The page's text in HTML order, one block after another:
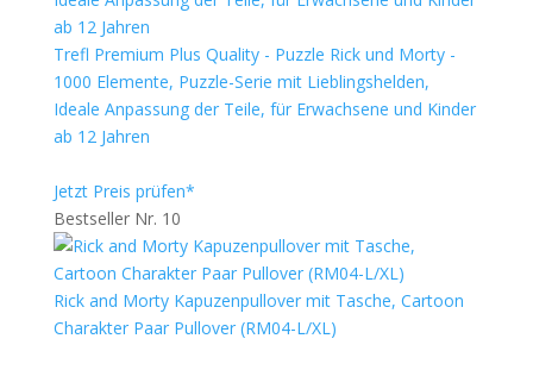
Trefl Premium Plus Quality - Puzzle Rick und Morty -
1000 Elemente, Puzzle-Serie mit Lieblingshelden,
Ideale Anpassung der Teile, für Erwachsene und Kinder
ab 12 Jahren
Jetzt Preis prüfen*
Bestseller Nr. 10
Rick and Morty Kapuzenpullover mit Tasche, Cartoon
Charakter Paar Pullover (RM04-L/XL)